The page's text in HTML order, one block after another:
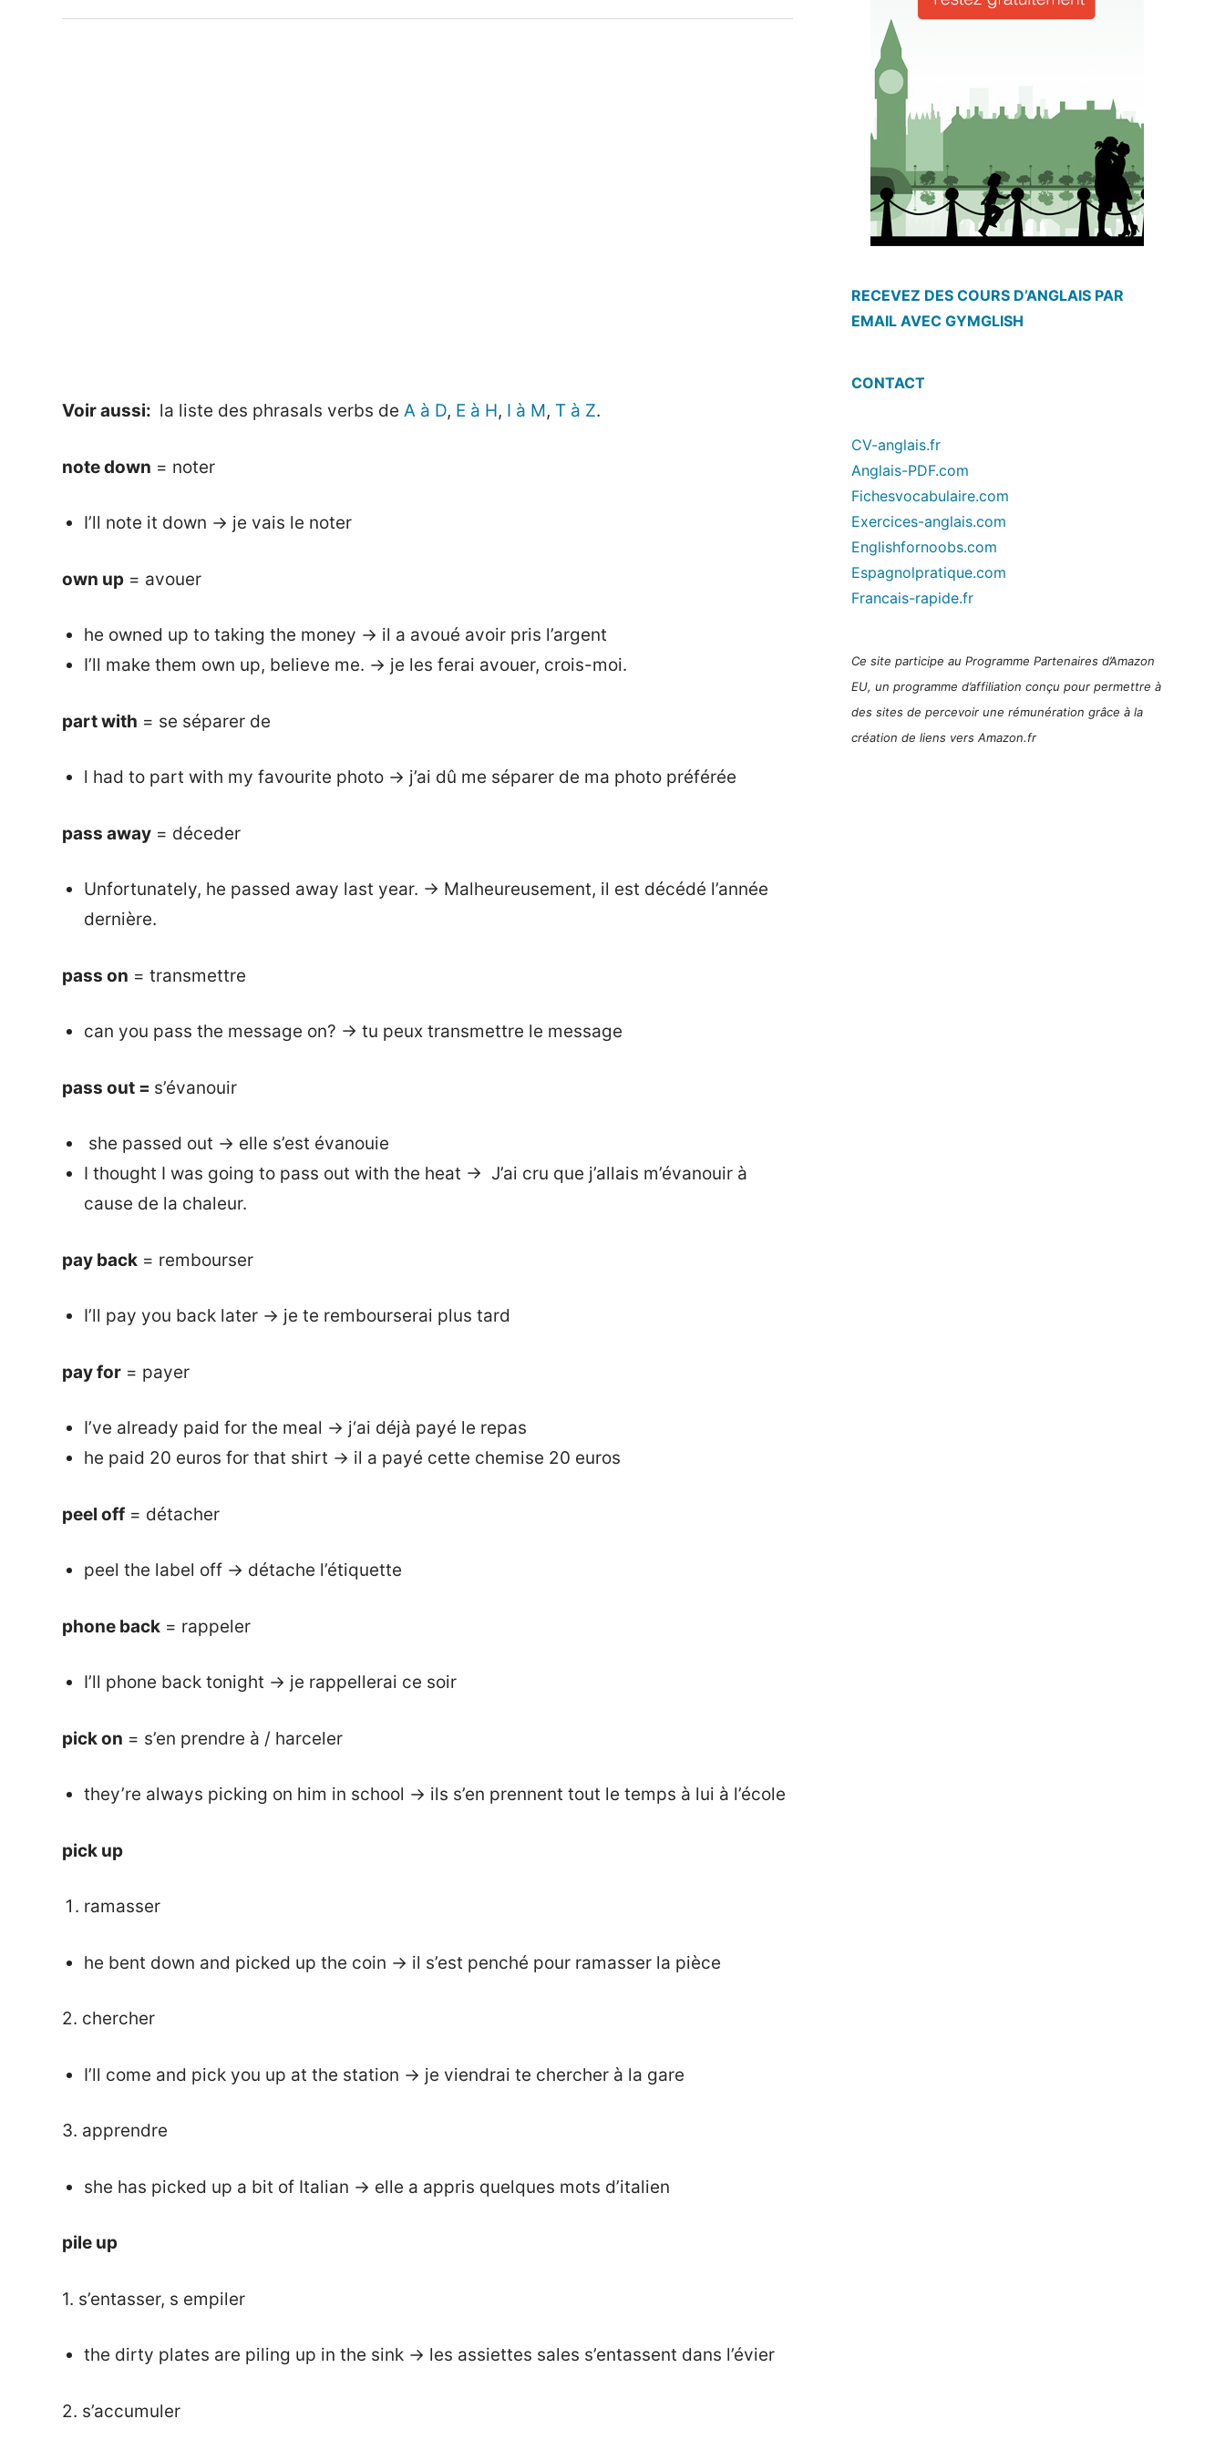
Voir aussi: la liste des phrasals verbs de A à D, E à H, I à M, T à Z.
note down = noter
I’ll note it down → je vais le noter
own up = avouer
he owned up to taking the money → il a avoué avoir pris l’argent
I’ll make them own up, believe me. → je les ferai avouer, crois-moi.
part with = se séparer de
l had to part with my favourite photo → j’ai dû me séparer de ma photo préférée
pass away = déceder
Unfortunately, he passed away last year. → Malheureusement, il est décédé l’année
dernière.
pass on = transmettre
can you pass the message on? → tu peux transmettre le message
pass out = s’évanouir
she passed out → elle s’est évanouie
I thought I was going to pass out with the heat → J’ai cru que j’allais m’évanouir à
cause de la chaleur.
pay back = rembourser
I’ll pay you back later → je te rembourserai plus tard
pay for = payer
I’ve already paid for the meal → j‘ai déjà payé le repas
he paid 20 euros for that shirt → il a payé cette chemise 20 euros
peel off = détacher
peel the label off → détache l’étiquette
phone back = rappeler
I’ll phone back tonight → je rappellerai ce soir
pick on = s’en prendre à / harceler
they’re always picking on him in school → ils s’en prennent tout le temps à lui à l’école
pick up
ramasser
he bent down and picked up the coin → il s’est penché pour ramasser la pièce
2. chercher
I’ll come and pick you up at the station → je viendrai te chercher à la gare
3. apprendre
she has picked up a bit of Italian → elle a appris quelques mots d’italien
pile up
1. s’entasser, s empiler
the dirty plates are piling up in the sink → les assiettes sales s’entassent dans l’évier
2. s’accumuler
RECEVEZ DES COURS D’ANGLAIS PAR
EMAIL AVEC GYMGLISH
CONTACT
CV-anglais.fr
Anglais-PDF.com
Fichesvocabulaire.com
Exercices-anglais.com
Englishfornoobs.com
Espagnolpratique.com
Francais-rapide.fr
Ce site participe au Programme Partenaires d’Amazon
EU, un programme d’affiliation conçu pour permettre à
des sites de percevoir une rémunération grâce à la
création de liens vers Amazon.fr